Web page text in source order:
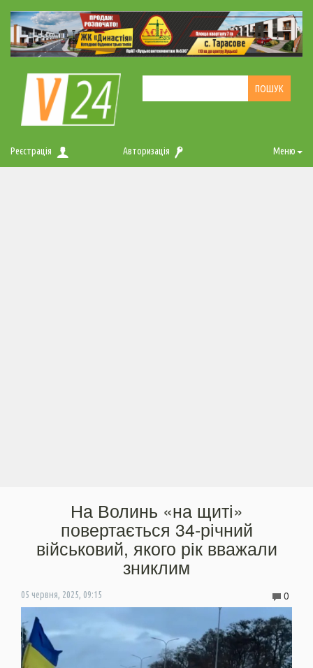
Реєстрація Авторизація Меню
На Волинь «на щиті»
повертається 34-річний
військовий, якого рік вважали
зниклим
05 червня, 2025, 09:15 0